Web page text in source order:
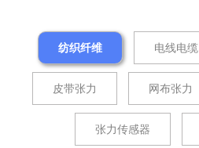
纺织纤维 电线电缆
皮带张力 网布张力
张力传感器